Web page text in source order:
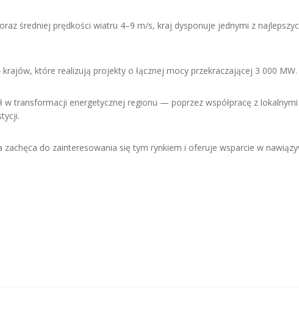
średniej prędkości wiatru 4–9 m/s, kraj dysponuje jednymi z
które realizują projekty o łącznej mocy przekraczającej 3 000 MW.
w transformacji energetycznej regionu — poprzez współpracę z
zachęca do zainteresowania się tym rynkiem i oferuje wsparcie w